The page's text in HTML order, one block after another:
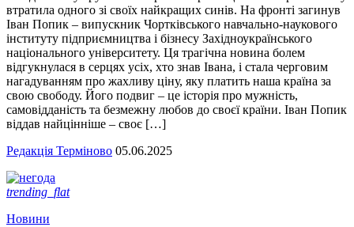
втратила одного зі своїх найкращих синів. На фронті загинув
Іван Попик – випускник Чортківського навчально-наукового
інституту підприємництва і бізнесу Західноукраїнського
національного університету. Ця трагічна новина болем
відгукнулася в серцях усіх, хто знав Івана, і стала черговим
нагадуванням про жахливу ціну, яку платить наша країна за
свою свободу. Його подвиг – це історія про мужність,
самовідданість та безмежну любов до своєї країни. Іван Попик
віддав найцінніше – своє […]
Редакція Терміново 05.06.2025
trending_flat
Новини